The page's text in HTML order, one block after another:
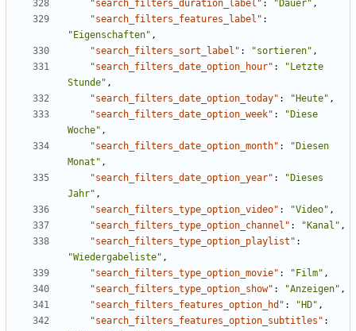
"search_filters_duration_label" : "Dauer" ,
"search_filters_features_label" :
"Eigenschaften" ,
"search_filters_sort_label" : "sortieren" ,
"search_filters_date_option_hour" :
"Letzte
Stunde" ,
"search_filters_date_option_today" : "Heute" ,
"search_filters_date_option_week" :
"Diese
Woche" ,
"search_filters_date_option_month" :
"Diesen
Monat" ,
"search_filters_date_option_year" :
"Dieses
Jahr" ,
"search_filters_type_option_video" : "Video" ,
"search_filters_type_option_channel" : "Kanal" ,
"search_filters_type_option_playlist" :
"Wiedergabeliste" ,
"search_filters_type_option_movie" : "Film" ,
"search_filters_type_option_show" : "Anzeigen" ,
"search_filters_features_option_hd" : "HD" ,
"search_filters_features_option_subtitles" :